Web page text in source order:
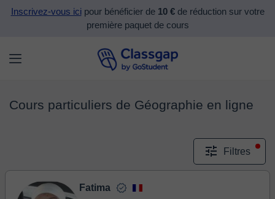
Inscrivez-vous icipour bénéficier de 10 €de réduction sur votre
première paquet de cours
Cours particuliers de Géographie en ligne
Filtres
Fatima